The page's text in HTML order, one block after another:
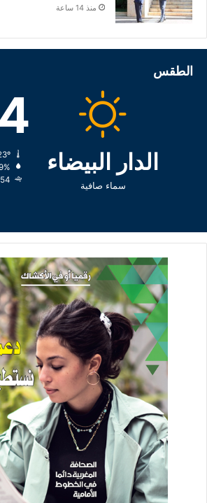
منذ 14 ساعة
الطقس
الدار البيضاء
سماء صافية
1.54